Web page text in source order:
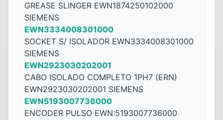
GREASE SLINGER EWN1874250102000
SIEMENS
EWN3334008301000
SOCKET S/ ISOLADOR EWN3334008301000
SIEMENS
EWN2923030202001
CABO ISOLADO COMPLETO 1PH7 (ERN)
EWN2923030202001 SIEMENS
EWN5193007736000
ENCODER PULSO EWN:5193007736000